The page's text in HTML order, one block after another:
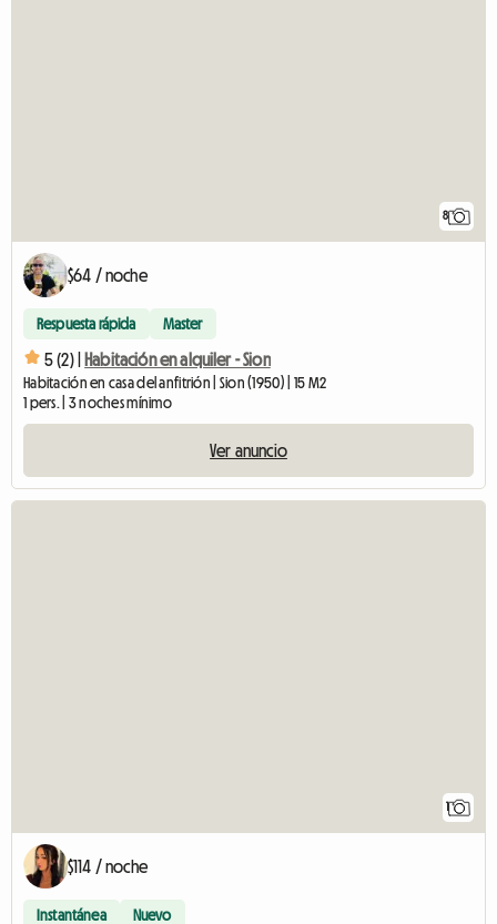
8
$64 / noche
Respuesta rápida Master
5 (2) | Habitación en alquiler - Sion
Habitación en casa del anfitrión | Sion (1950) | 15 M2
1 pers. | 3 noches mínimo
Ver anuncio
1
$114 / noche
Instantánea Nuevo